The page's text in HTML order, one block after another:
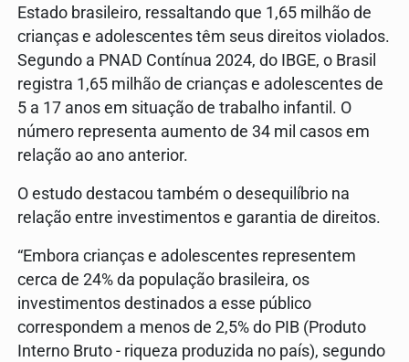
Estado brasileiro, ressaltando que 1,65 milhão de
crianças e adolescentes têm seus direitos violados.
Segundo a PNAD Contínua 2024, do IBGE, o Brasil
registra 1,65 milhão de crianças e adolescentes de
5 a 17 anos em situação de trabalho infantil. O
número representa aumento de 34 mil casos em
relação ao ano anterior.
O estudo destacou também o desequilíbrio na
relação entre investimentos e garantia de direitos.
“Embora crianças e adolescentes representem
cerca de 24% da população brasileira, os
investimentos destinados a esse público
correspondem a menos de 2,5% do PIB (Produto
Interno Bruto - riqueza produzida no país), segundo